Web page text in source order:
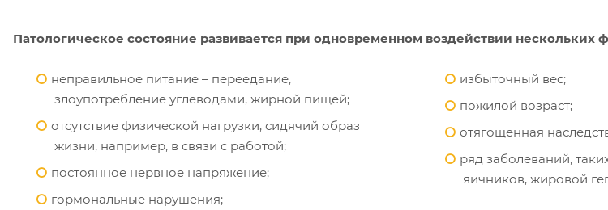
Патологическое состояние развивается при одновременном воздействии нескольких
неправильное питание – переедание,
злоупотребление углеводами, жирной пищей;
отсутствие физической нагрузки, сидячий образ
жизни, например, в связи с работой;
постоянное нервное напряжение;
гормональные нарушения;
избыточный вес;
пожилой возраст;
отягощенная
ряд заболеваний,
яичников, жировой